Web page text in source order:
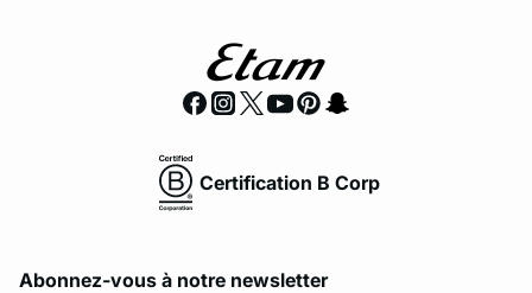
Certification B Corp
Abonnez-vous à notre newsletter